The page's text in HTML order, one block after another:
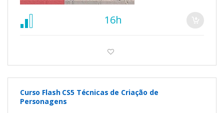
16h
Curso Flash CS5 Técnicas de Criação de
Personagens